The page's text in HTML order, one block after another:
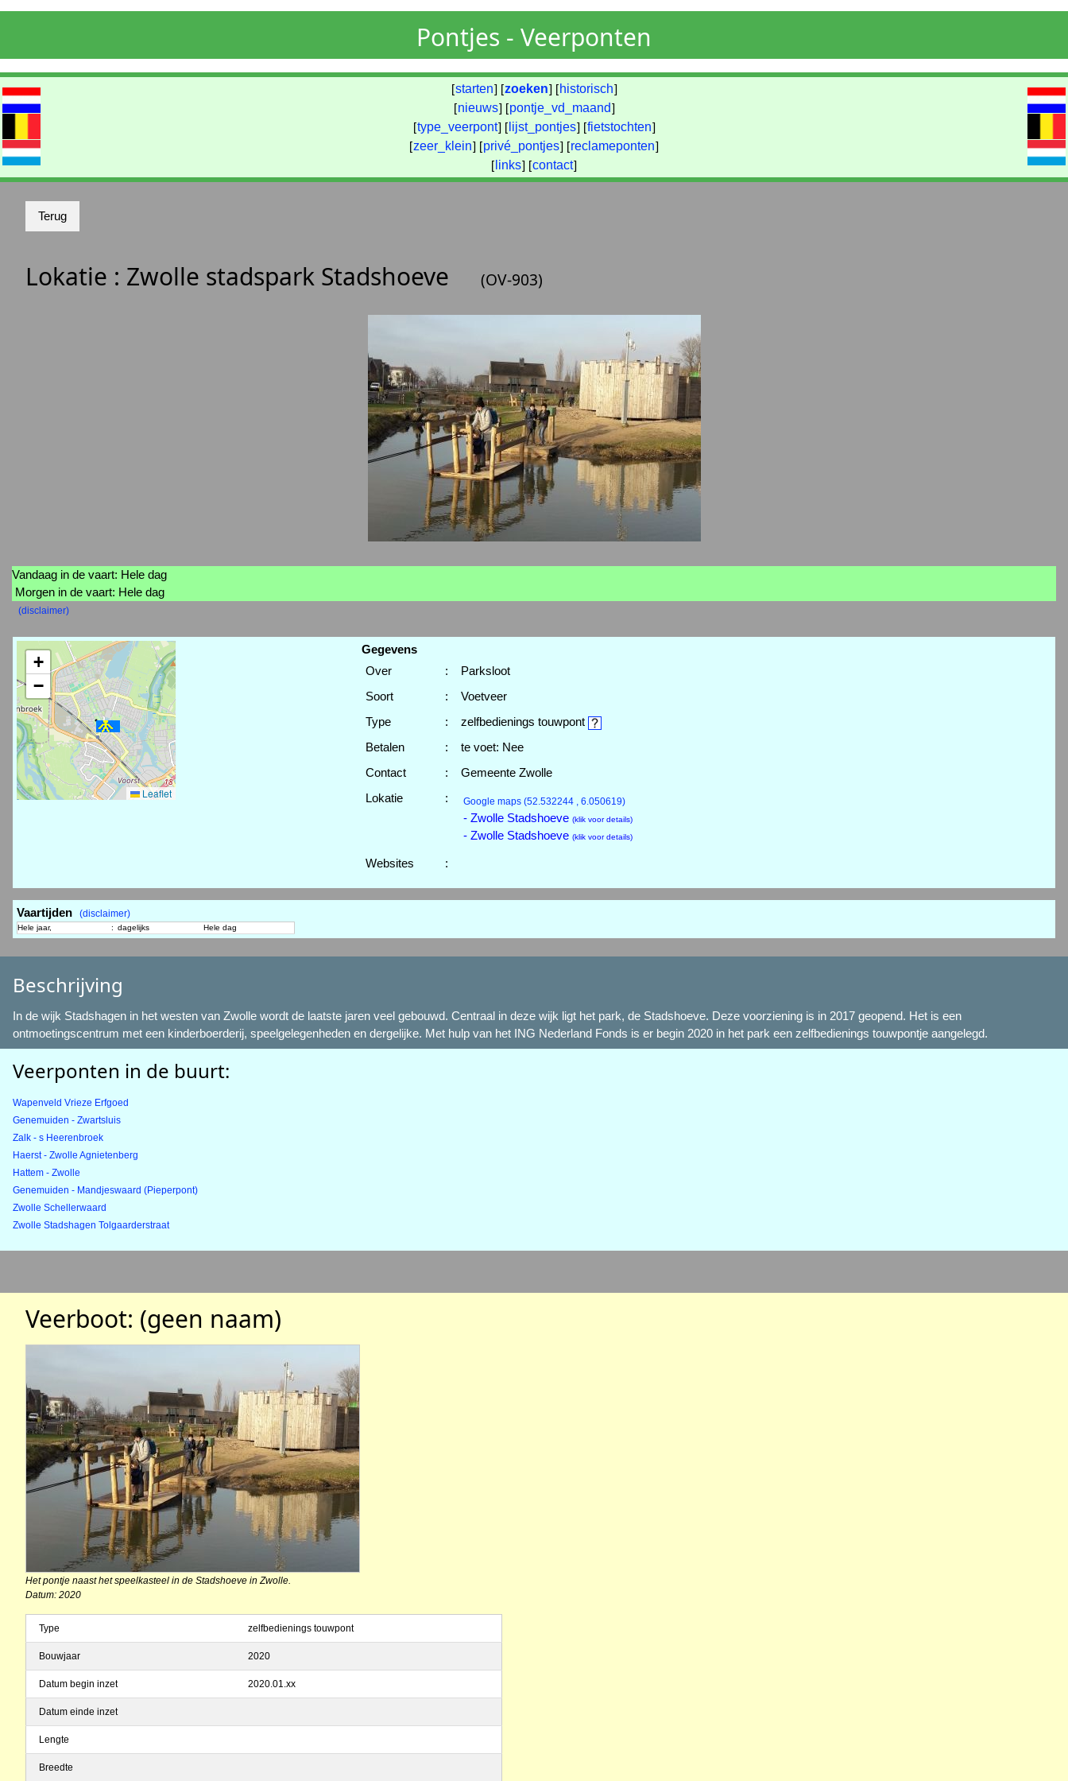
Pontjes - Veerponten
[starten] [zoeken] [ historisch]
[nieuws] [pontje_vd_maand]
[type_veerpont] [ lijst_pontjes] [fietstochten]
[zeer_klein] [privé_pontjes] [reclameponten]
[ links] [contact]
Lokatie : Zwolle stadspark Stadshoeve (OV-903)
Vandaag in de vaart: Hele dag
Morgen in de vaart: Hele dag
(disclaimer)
+
−
Leaflet
Gegevens
Over
:
Parksloot
Soort
:
Voetveer
Type
:
zelfbedienings touwpont
Betalen
:
te voet: Nee
Contact
:
Gemeente Zwolle
Lokatie
: Google maps (52.532244 , 6.050619)
- Zwolle Stadshoeve (klik voor details)
- Zwolle Stadshoeve (klik voor details)
Websites :
Vaartijden (disclaimer)
Hele jaar, : dagelijks Hele dag
Beschrijving
In de wijk Stadshagen in het westen van Zwolle wordt de laatste jaren veel gebouwd. Centraal in deze wijk ligt het park, de Stadshoeve. Deze voorziening is in 2017 geopend. Het is een
ontmoetingscentrum met een kinderboerderij, speelgelegenheden en dergelijke. Met hulp van het ING Nederland Fonds is er begin 2020 in het park een zelfbedienings touwpontje aangelegd.
Veerponten in de buurt:
Wapenveld Vrieze Erfgoed
Genemuiden - Zwartsluis
Zalk - s Heerenbroek
Haerst - Zwolle Agnietenberg
Hattem - Zwolle
Genemuiden - Mandjeswaard (Pieperpont)
Zwolle Schellerwaard
Zwolle Stadshagen Tolgaarderstraat
Veerboot: (geen naam)
Het pontje naast het speelkasteel in de Stadshoeve in Zwolle.
Datum: 2020
Type zelfbedienings touwpont
Bouwjaar 2020
Datum begin inzet 2020.01.xx
Datum einde inzet
Lengte
Breedte